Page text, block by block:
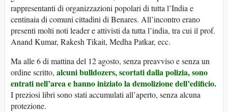
rappresentanti di organizzazioni popolari di tutta l’India e
centinaia di comuni cittadini di Benares. All’incontro erano
presenti molti noti leader e attivisti da tutta l’india, tra cui il prof.
Anand Kumar, Rakesh Tikait, Medha Patkar, ecc.
Ma alle 6 di mattina del 12 agosto, senza preavviso e senza un
ordine scritto, alcuni bulldozers, scortati dalla polizia, sono
entrati nell’area e hanno iniziato la demolizione dell’edificio.
I preziosi libri sono stati accumulati all’aperto, senza alcuna
protezione.